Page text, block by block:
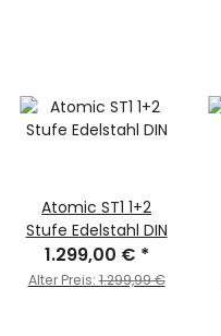
Atomic ST1 1+2
Stufe Edelstahl DIN
1.299,00 € *
Alter Preis:1.299,99 €